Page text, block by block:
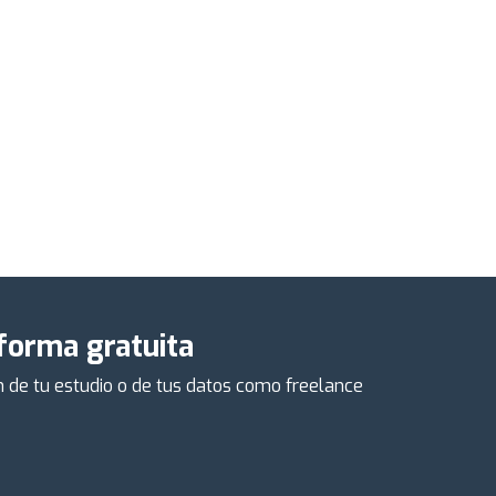
gratuita
tu estudio o de tus datos como freelance